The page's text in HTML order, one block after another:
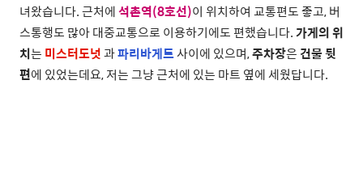
녀왔습니다. 근처에석촌역(8호선)이 위치하여 교통편도 좋고, 버
스통행도 많아 대중교통으로 이용하기에도 편했습니다.가게의 위
치는 미스터도넛과파리바게트사이에 있으며,주차장은 건물 뒷
편에 있었는데요, 저는 그냥 근처에 있는 마트 옆에 세웠답니다.